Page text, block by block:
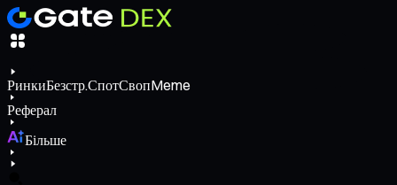
РинкиБезстр.СпотСвопMeme
Реферал
Більше